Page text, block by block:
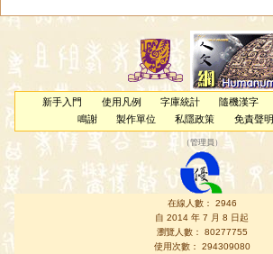
新手入門 使用凡例 字庫統計 隨機漢字
鳴謝
製作單位 私隱政策 免責聲明
（管理員 ）
在線人數： 2946
自 2014 年 7 月 8 日起
瀏覽人數： 80277755
使用次數： 294309080